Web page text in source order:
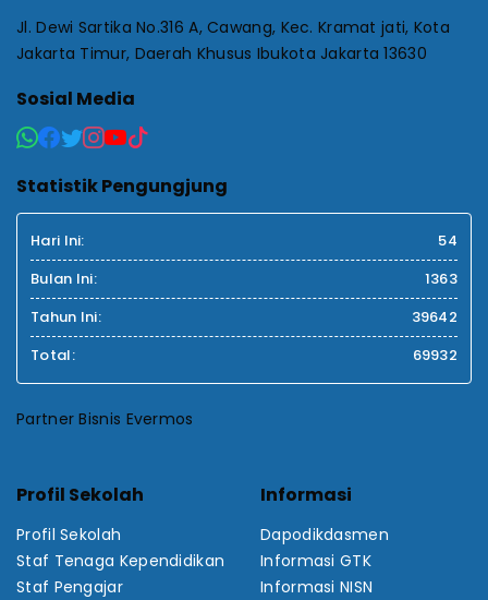
Jl. Dewi Sartika No.316 A, Cawang, Kec. Kramat jati, Kota
Jakarta Timur, Daerah Khusus Ibukota Jakarta 13630
Sosial Media
Statistik Pengungjung
Hari Ini:
54
Bulan Ini:
1363
Tahun Ini:
39642
Total:
69932
Partner Bisnis Evermos
Profil Sekolah
Profil Sekolah
Staf Tenaga Kependidikan
Staf Pengajar
Informasi
Dapodikdasmen
Informasi GTK
Informasi NISN